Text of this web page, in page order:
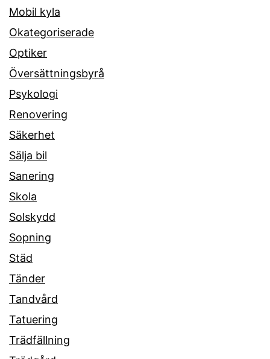
Mobil kyla
Okategoriserade
Optiker
Översättningsbyrå
Psykologi
Renovering
Säkerhet
Sälja bil
Sanering
Skola
Solskydd
Sopning
Städ
Tänder
Tandvård
Tatuering
Trädfällning